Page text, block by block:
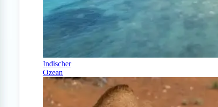
Indischer
Ozean